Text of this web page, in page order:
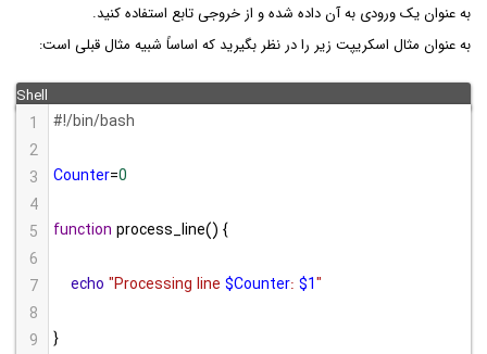
به عنوان یک ورودی به آن داده شده و از خروجی تابع استفاده کنید.
به عنوان مثال اسکریپت زیر را در نظر بگیرید که اساساً شبیه مثال قبلی است:
1
#!/bin/bash
2
3
Counter=0
4
5
function process_line() {
6
7
echo "Processing line $Counter: $1"
8
9
}